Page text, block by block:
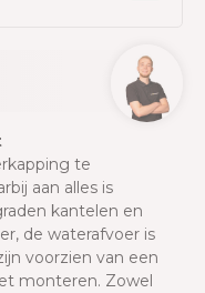
te
aan alles is
kantelen en
de waterafvoer is
voorzien van een
monteren. Zowel